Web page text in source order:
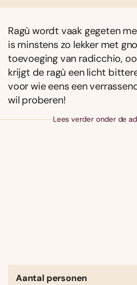
Ragù wordt vaak gegeten
is minstens zo lekker met
toevoeging van radicchio,
krijgt de ragù een licht
voor wie eens een
wil proberen!
Lees verder onder de
Aantal personen